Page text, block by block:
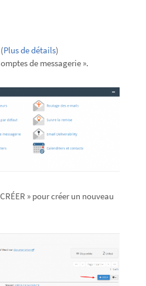
Plus de détails)
de messagerie ».
» pour créer un nouveau